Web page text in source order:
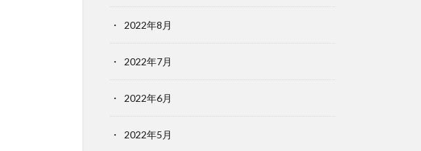
2022年8月
2022年7月
2022年6月
2022年5月